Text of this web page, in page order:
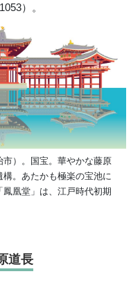
）。
）。国宝。華やかな藤原
。あたかも極楽の宝池に
凰堂」は、江戸時代初期
道長